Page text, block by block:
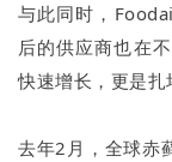
与此同时，
后的供应商也在
快速增长，更是扎
去年2月，全球赤